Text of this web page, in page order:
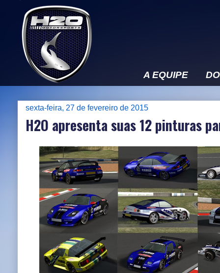
A EQUIPE
sexta-feira, 27 de fevereiro de 2015
H2O apresenta suas 12 pinturas